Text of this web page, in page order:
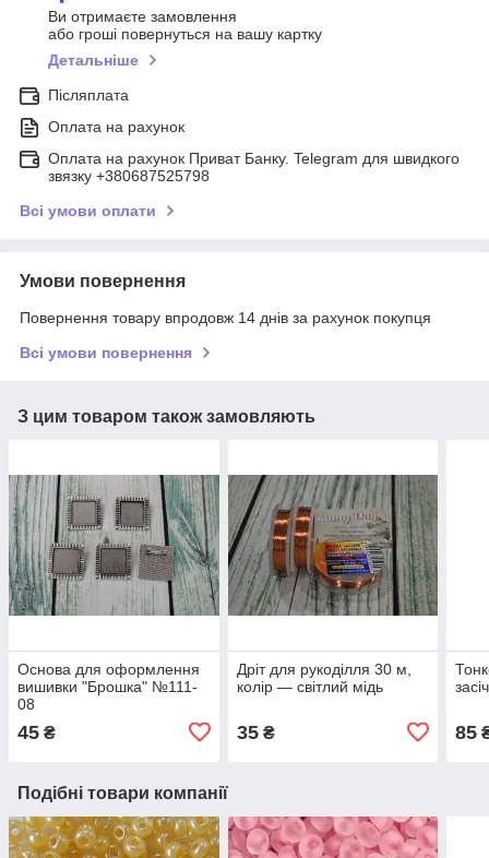
Ви отримаєте замовлення
або гроші повернуться на вашу картку
Детальніше
Післяплата
Оплата на рахунок
Оплата на рахунок Приват Банку. Telegram для швидкого
звязку +380687525798
Всі умови оплати
Умови повернення
Повернення товару впродовж 14 днів за рахунок покупця
Всі умови повернення
З цим товаром також замовляють
Основа для оформлення
вишивки "Брошка" №111-
08
45 ₴
Дріт для рукоділля 30 м,
колір — світлий мідь
35₴ 85
Подібні товари компанії